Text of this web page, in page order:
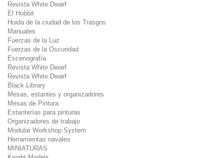
Revista White Dwarf
El Hobbit
Huida de la ciudad de los Trasgos
Manuales
Fuerzas de la Luz
Fuerzas de la Oscuridad
Escenografía
Revista White Dwarf
Revista White Dwarf
Black Library
Mesas, estantes y organizadores
Mesas de Pintura
Estanterías para pinturas
Organizadores de trabajo
Modular Workshop System
Herramientas navales
MINIATURAS